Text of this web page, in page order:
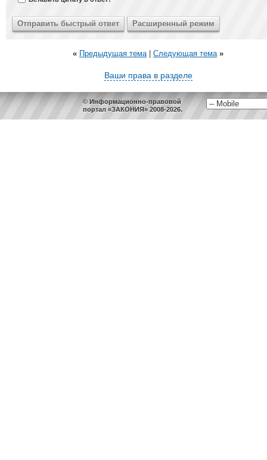
« Предыдущая тема| Следующая тема »
Ваши права в разделе
© Информационно-правовой
портал «ЗАКОНИЯ» 2008-2026.